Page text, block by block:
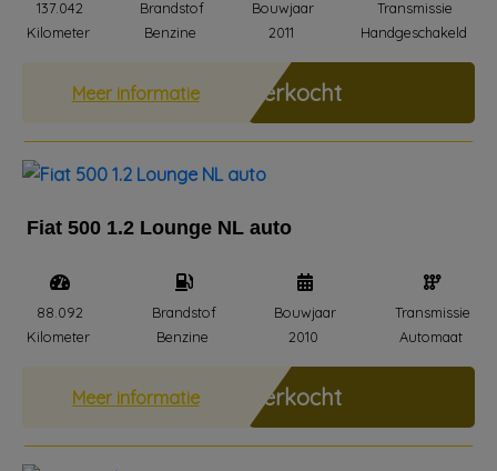
137.042
Kilometer
Brandstof
Benzine
Bouwjaar
2011
Transmissie
Handgeschakeld
Meer informatie Verkocht
Fiat 500 1.2 Lounge NL auto
88.092
Kilometer
Brandstof
Benzine
Bouwjaar
2010
Transmissie
Automaat
Meer informatie Verkocht